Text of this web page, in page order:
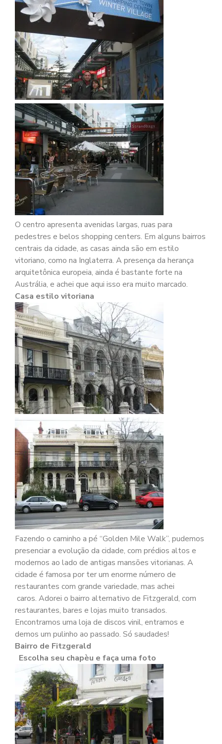
O centro apresenta avenidas largas, ruas para
pedestres e belos shopping centers. Em alguns bairros
centrais da cidade, as casas ainda são em estilo
vitoriano, como na Inglaterra. A presença da herança
arquitetônica europeia, ainda é bastante forte na
Austrália, e achei que aqui isso era muito marcado.
Casa estilo vitoriana
Fazendo o caminho a pé “Golden Mile Walk”, pudemos
presenciar a evolução da cidade, com prédios altos e
modernos ao lado de antigas mansões vitorianas. A
cidade é famosa por ter um enorme número de
restaurantes com grande variedade, mas achei
caros. Adorei o bairro alternativo de Fitzgerald, com
restaurantes, bares e lojas muito transados.
Encontramos uma loja de discos vinil, entramos e
demos um pulinho ao passado. Só saudades!
Bairro de Fitzgerald
Escolha seu chapèu e faça uma foto